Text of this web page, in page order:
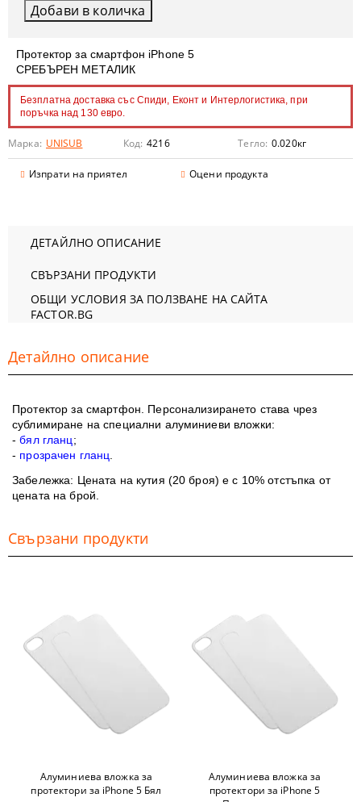
Протектор за смартфон iPhone 5
СРЕБЪРЕН МЕТАЛИК
Безплатна доставка със Спиди, Еконт и Интерлогистика, при
поръчка над 130 евро.
Марка: UNISUB Код: 4216 Тегло: 0.020кг
Изпрати на приятел Оцени продукта
ДЕТАЙЛНО ОПИСАНИЕ
СВЪРЗАНИ ПРОДУКТИ
ОБЩИ УСЛОВИЯ ЗА ПОЛЗВАНЕ НА САЙТА
FACTOR.BG
Детайлно описание
Протектор за смартфон. Персонализирането става чрез
сублимиране на специални алуминиеви вложки:
-бял гланц;
- прозрачен гланц
Забележка: Цената на кутия (20 броя) е с 10% отстъпка от
цената на брой.
Свързани продукти
Алуминиева вложка за
протектори за iPhone 5 Бял
Алуминиева вложка за
протектори за iPhone 5
Прозрачен гланц